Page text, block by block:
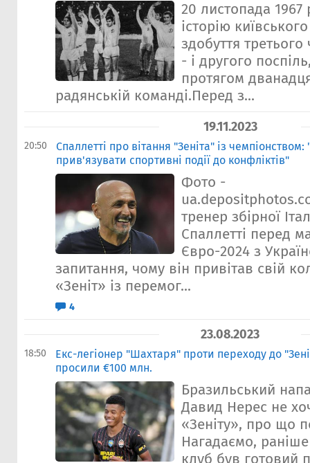
20 листопада
історію
здобуття
- і другого
протягом
радянській команді.Перед з...
19.11.2023
20:50
Спаллетті про вітання "Зеніта" із
прив'язувати спортивні події до конфліктів"
Фото -
тренер збірної
Спаллетті перед
Євро-2024 з
запитання, чому він привітав свій
«Зеніт» із перемог...
4
23.08.2023
18:50
Екс-легіонер "Шахтаря" проти переходу до
просили €100 млн.
Бразильський
Давид Нерес не
«Зеніту», про що
Нагадаємо,
клуб був готовий